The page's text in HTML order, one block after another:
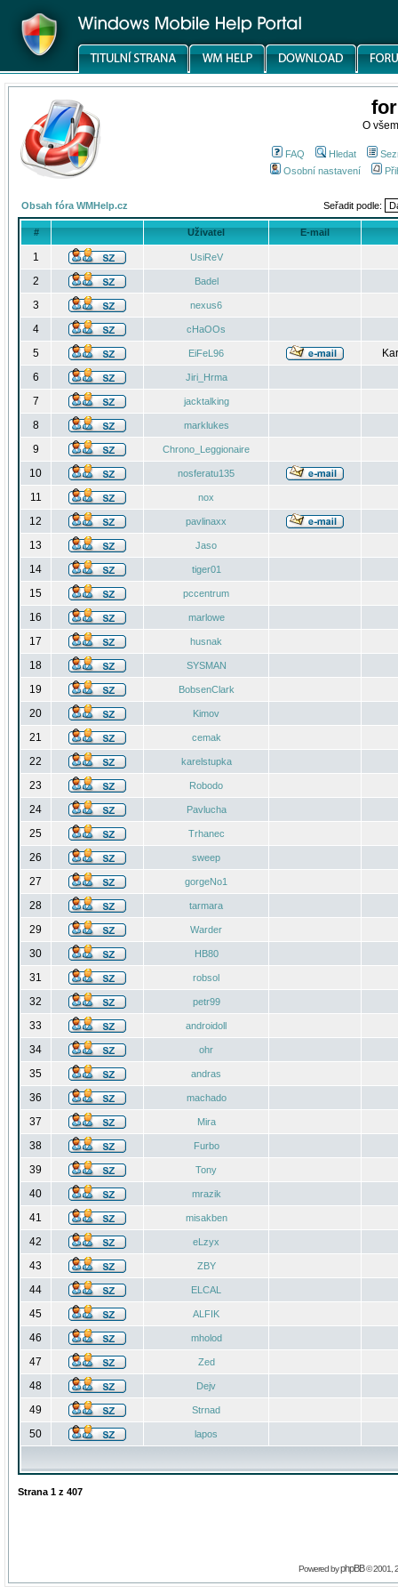
O
FAQ Hledat
Osobní nastavení
Obsah fóra WMHelp.cz Seřadit podle:
# Uživatel E-mail
1 UsiReV
2 Badel
3 nexus6
4 cHaOOs
5 EiFeL96
6
Jiri_Hrma
7 jacktalking
8 marklukes
9 Chrono_Leggionaire
10 nosferatu135
11 nox
12 pavlinaxx
13 Jaso
14 tiger01
15 pccentrum
16 marlowe
17 husnak
18 SYSMAN
19 BobsenClark
20 Kimov
21 cemak
22 karelstupka
23 Robodo
24 Pavlucha
25 Trhanec
26 sweep
27 gorgeNo1
28 tarmara
29 Warder
30 HB80
31 robsol
32 petr99
33 androidoll
34 ohr
35 andras
36 machado
37 Mira
38 Furbo
39 Tony
40 mrazik
41 misakben
42 eLzyx
43 ZBY
44 ELCAL
45 ALFIK
46 mholod
47 Zed
48 Dejv
49 Strnad
50 lapos
Strana 1 z 407
Powered byphpBB© 2001,